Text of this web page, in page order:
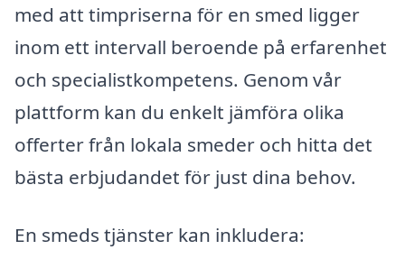
med att timpriserna för en smed ligger
inom ett intervall beroende på erfarenhet
och specialistkompetens. Genom vår
plattform kan du enkelt jämföra olika
offerter från lokala smeder och hitta det
bästa erbjudandet för just dina behov.
En smeds tjänster kan inkludera: